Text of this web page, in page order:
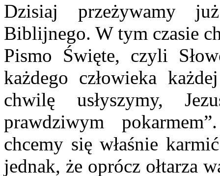
Dzisiaj przeżywamy
Biblijnego. W tym czasie
Pismo Święte, czyli
każdego człowieka
chwilę usłyszymy,
prawdziwym
chcemy się właśnie
jednak, że oprócz ołtarza